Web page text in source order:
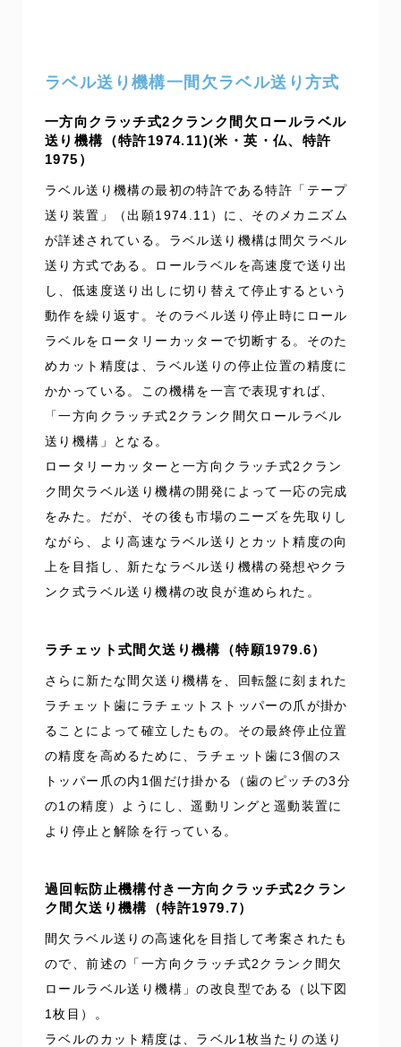
ラベル送り機構一間欠ラベル送り方式
一方向クラッチ式2クランク間欠ロールラベル
送り機構（特許1974.11)(米・英・仏、特許
1975）
ラベル送り機構の最初の特許である特許「テープ
送り装置」（出願1974.11）に、そのメカニズム
が詳述されている。ラベル送り機構は間欠ラベル
送り方式である。ロールラベルを高速度で送り出
し、低速度送り出しに切り替えて停止するという
動作を繰り返す。そのラベル送り停止時にロール
ラベルをロータリーカッターで切断する。そのた
めカット精度は、ラベル送りの停止位置の精度に
かかっている。この機構を一言で表現すれば、
「一方向クラッチ式2クランク間欠ロールラベル
送り機構」となる。
ロータリーカッターと一方向クラッチ式2クラン
ク間欠ラベル送り機構の開発によって一応の完成
をみた。だが、その後も市場のニーズを先取りし
ながら、より高速なラベル送りとカット精度の向
上を目指し、新たなラベル送り機構の発想やクラ
ンク式ラベル送り機構の改良が進められた。
ラチェット式間欠送り機構（特願1979.6）
さらに新たな間欠送り機構を、回転盤に刻まれた
ラチェット歯にラチェットストッパーの爪が掛か
ることによって確立したもの。その最終停止位置
の精度を高めるために、ラチェット歯に3個のス
トッパー爪の内1個だけ掛かる（歯のピッチの3分
の1の精度）ようにし、遥動リングと遥動装置に
より停止と解除を行っている。
過回転防止機構付き一方向クラッチ式2クラン
ク間欠送り機構（特許1979.7）
間欠ラベル送りの高速化を目指して考案されたも
ので、前述の「一方向クラッチ式2クランク間欠
ロールラベル送り機構」の改良型である（以下図
1枚目）。
ラベルのカット精度は、ラベル1枚当たりの送り